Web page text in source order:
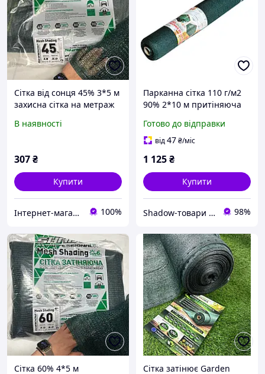
Сітка від сонця 45% 3*5 м
захисна сітка на метраж
В наявності
307₴
Купити
Інтернет-магазин FULL SET 100%
Парканна сітка 110 г/м2
90% 2*10 м притіняюча
Готово до відправки
від47₴/міс
1 125₴
Купити
Shadow-товари для сільського господарства та домашнього вжитку 98%
Сітка 60% 4*5 м Сітка затінює Garden